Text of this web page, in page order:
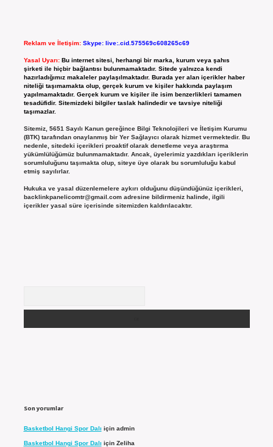
Reklam ve İletişim: Skype: live:.cid.575569c608265c69
Yasal Uyarı: Bu internet sitesi, herhangi bir marka, kurum veya şahıs
şirketi ile hiçbir bağlantısı bulunmamaktadır. Sitede yalnızca kendi
hazırladığımız makaleler paylaşılmaktadır. Burada yer alan içerikler haber
niteliği taşımamakta olup, gerçek kurum ve kişiler hakkında paylaşım
yapılmamaktadır. Gerçek kurum ve kişiler ile isim benzerlikleri tamamen
tesadüfidir. Sitemizdeki bilgiler taslak halindedir ve tavsiye niteliği
taşımazlar.
Sitemiz, 5651 Sayılı Kanun gereğince Bilgi Teknolojileri ve İletişim Kurumu
(BTK) tarafından onaylanmış bir Yer Sağlayıcı olarak hizmet vermektedir. Bu
nedenle, sitedeki içerikleri proaktif olarak denetleme veya araştırma
yükümlülüğümüz bulunmamaktadır. Ancak, üyelerimiz yazdıkları içeriklerin
sorumluluğunu taşımakta olup, siteye üye olarak bu sorumluluğu kabul
etmiş sayılırlar.
Hukuka ve yasal düzenlemelere aykırı olduğunu düşündüğünüz içerikleri,
backlinkpanelicomtr@gmail.comadresine bildirmeniz halinde, ilgili
içerikler yasal süre içerisinde sitemizden kaldırılacaktır.
Son yorumlar
Basketbol Hangi Spor Dalı için admin
Basketbol Hangi Spor Dalı için Zeliha